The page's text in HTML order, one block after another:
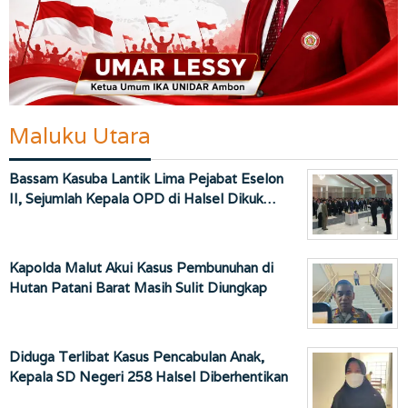
Maluku Utara
Bassam Kasuba Lantik Lima Pejabat Eselon
II, Sejumlah Kepala OPD di Halsel Dikuk…
Kapolda Malut Akui Kasus Pembunuhan di
Hutan Patani Barat Masih Sulit Diungkap
Diduga Terlibat Kasus Pencabulan Anak,
Kepala SD Negeri 258 Halsel Diberhentikan